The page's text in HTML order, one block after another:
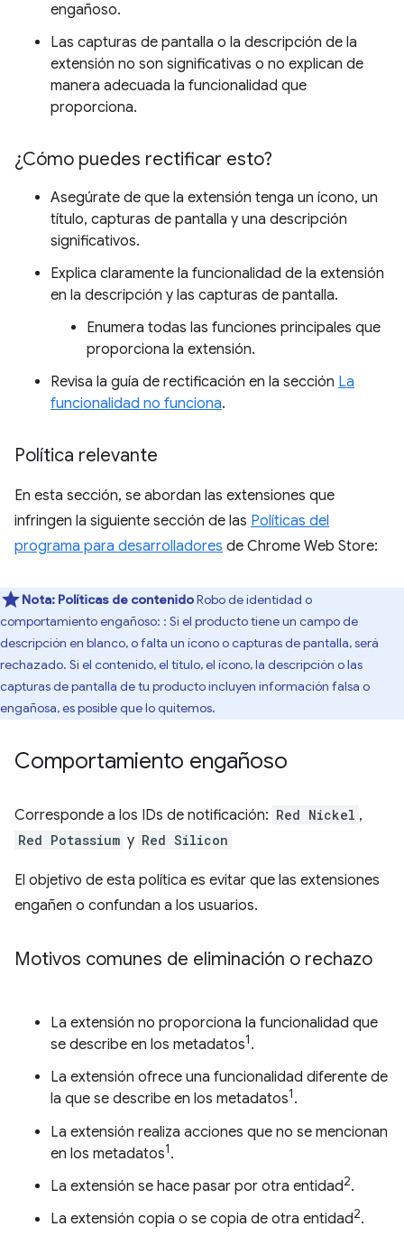
engañoso.
Las capturas de pantalla o la descripción de la
extensión no son significativas o no explican de
manera adecuada la funcionalidad que
proporciona.
¿Cómo puedes rectificar esto?
Asegúrate de que la extensión tenga un ícono, un
título, capturas de pantalla y una descripción
significativos.
Explica claramente la funcionalidad de la extensión
en la descripción y las capturas de pantalla.
Enumera todas las funciones principales que
proporciona la extensión.
Revisa la guía de rectificación en la sección La
funcionalidad no funciona.
Política relevante
En esta sección, se abordan las extensiones que
infringen la siguiente sección de las Políticas del
programa para desarrolladores de Chrome Web Store:
Nota: Políticas de contenidoRobo de identidad o
comportamiento engañoso: : Si el producto tiene un campo de
descripción en blanco, o falta un ícono o capturas de pantalla, será
rechazado. Si el contenido, el título, el ícono, la descripción o las
capturas de pantalla de tu producto incluyen información falsa o
engañosa, es posible que lo quitemos.
Comportamiento engañoso
Corresponde a los IDs de notificación: Red Nickel ,
Red Potassium y Red Silicon
El objetivo de esta política es evitar que las extensiones
engañen o confundan a los usuarios.
Motivos comunes de eliminación o rechazo
La extensión no proporciona la funcionalidad que
se describe en los metadatos1.
La extensión ofrece una funcionalidad diferente de
la que se describe en los metadatos1.
La extensión realiza acciones que no se mencionan
en los metadatos1.
La extensión se hace pasar por otra entidad2.
La extensión copia o se copia de otra entidad2.